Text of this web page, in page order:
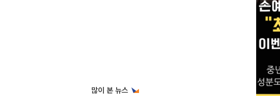
많이 본 뉴스